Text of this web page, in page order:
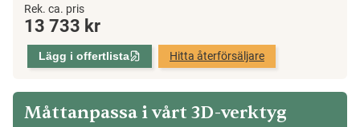
Skjutparti
Twin
Light
2-
Vår
Rek. ca. pris
13 733 kr
Lägg i offertlista Hitta återförsäljare
Måttanpassa i vårt 3D-verktyg